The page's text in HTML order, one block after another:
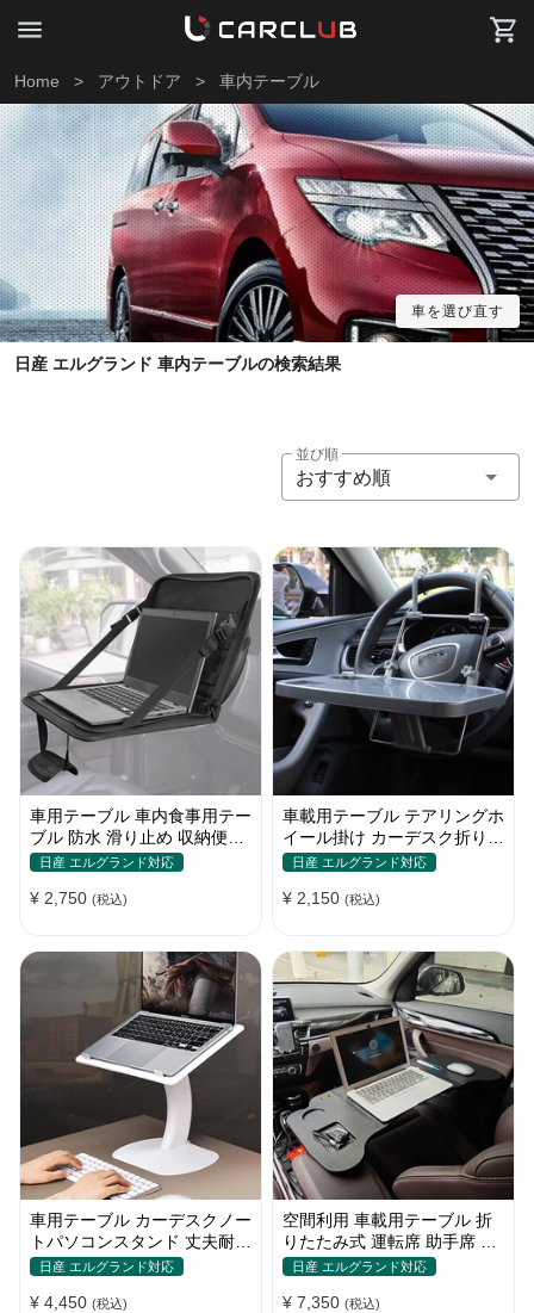
Home > アウトドア > 車内テーブル
車を選び直す
日産 エルグランド 車内テーブルの検索結果
並び順
おすすめ順
車用テーブル 車内食事用テー
ブル 防水 滑り止め 収納便利
多機能ラップトップバッグ
日産 エルグランド対応
¥ 2,750 (税込)
車載用テーブル テアリングホ
イール掛け カーデスク折りた
たみ式 パソコン 食事 物置
日産 エルグランド対応
¥ 2,150 (税込)
車用テーブル カーデスクノー
トパソコンスタンド 丈夫耐用
調整可能 車内車外 多機能用
日産 エルグランド対応
¥ 4,450 (税込)
空間利用 車載用テーブル 折
りたたみ式 運転席 助手席 多
機能 パソコン 食事 書き込み
日産 エルグランド対応
¥ 7,350 (税込)